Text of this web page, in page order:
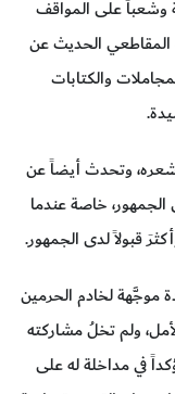
وشعباً على المواقف
المقاطعي الحديث عن
والكتابات
شعره، وتحدث أيضاً عن
الجمهور، خاصة عندما
قبولاً لدى الجمهور.
لخادم الحرمين
ولم تخلُ مشاركته
في مداخلة له على